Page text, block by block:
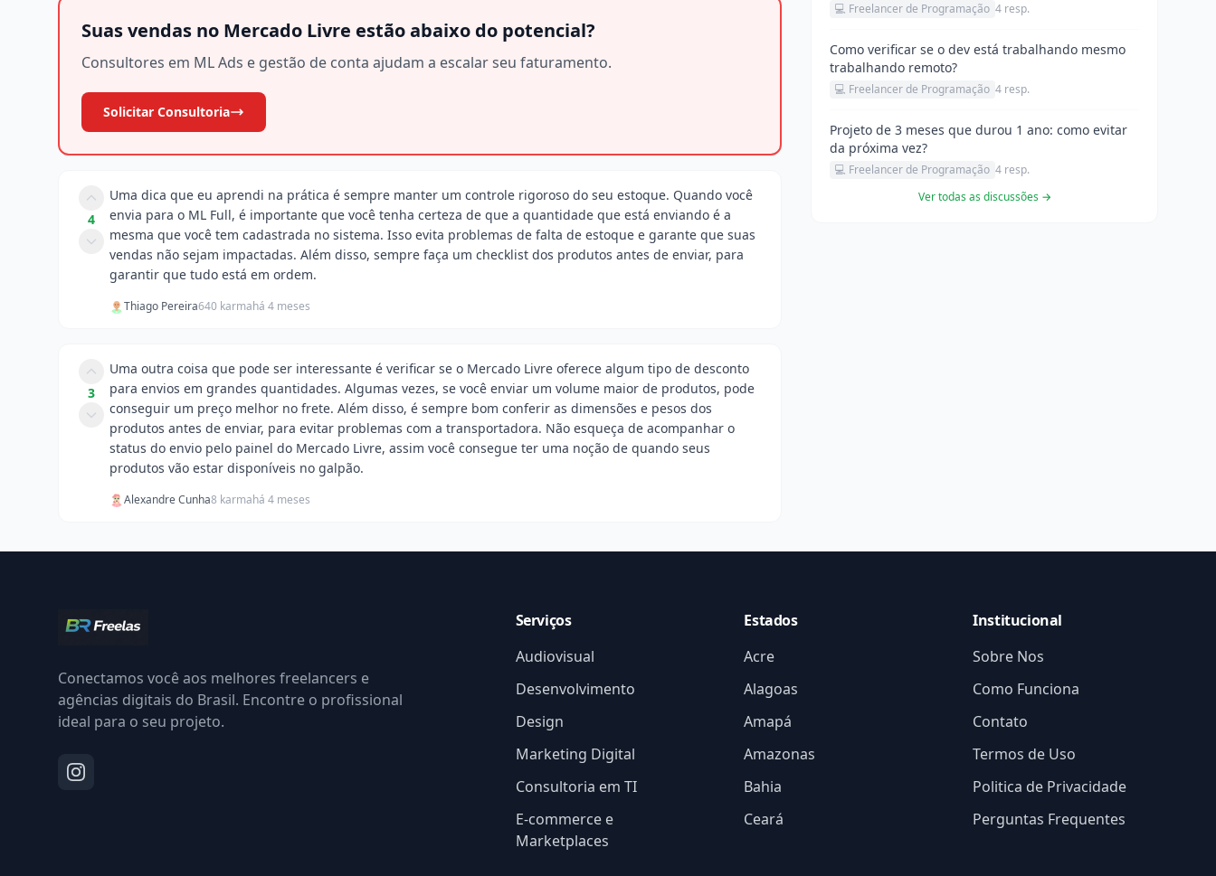
Suas vendas no Mercado Livre estão abaixo do potencial?
Consultores em ML Ads e gestão de conta ajudam a escalar seu faturamento.
Solicitar Consultoria
4
Uma dica que eu aprendi na prática é sempre manter um controle rigoroso do seu estoque. Quando você
envia para o ML Full, é importante que você tenha certeza de que a quantidade que está enviando é a
mesma que você tem cadastrada no sistema. Isso evita problemas de falta de estoque e garante que suas
vendas não sejam impactadas. Além disso, sempre faça um checklist dos produtos antes de enviar, para
garantir que tudo está em ordem.
Thiago Pereira640 karmahá 4 meses
3
Uma outra coisa que pode ser interessante é verificar se o Mercado Livre oferece algum tipo de desconto
para envios em grandes quantidades. Algumas vezes, se você enviar um volume maior de produtos, pode
conseguir um preço melhor no frete. Além disso, é sempre bom conferir as dimensões e pesos dos
produtos antes de enviar, para evitar problemas com a transportadora. Não esqueça de acompanhar o
status do envio pelo painel do Mercado Livre, assim você consegue ter uma noção de quando seus
produtos vão estar disponíveis no galpão.
Alexandre Cunha8 karmahá 4 meses
💻 Freelancer de Programação 4 resp.
Como verificar se o dev está trabalhando mesmo
trabalhando remoto?
💻 Freelancer de Programação 4 resp.
Projeto de 3 meses que durou 1 ano: como evitar
da próxima vez?
💻 Freelancer de Programação 4 resp.
Ver todas as discussões →
Conectamos você aos melhores freelancers e
agências digitais do Brasil. Encontre o profissional
ideal para o seu projeto.
Serviços
Audiovisual
Desenvolvimento
Design
Marketing Digital
Consultoria em TI
E-commerce e
Marketplaces
Estados
Acre
Alagoas
Amapá
Amazonas
Bahia
Ceará
Institucional
Sobre Nos
Como Funciona
Contato
Termos de Uso
Politica de Privacidade
Perguntas Frequentes